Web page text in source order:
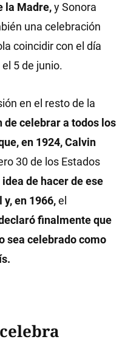
la Madre,y Sonora
una celebración
coincidir con el día
5 de junio.
en el resto de la
de celebrar a todos los
en 1924, Calvin
30 de los Estados
de hacer de ese
en 1966,el
finalmente que
sea celebrado como